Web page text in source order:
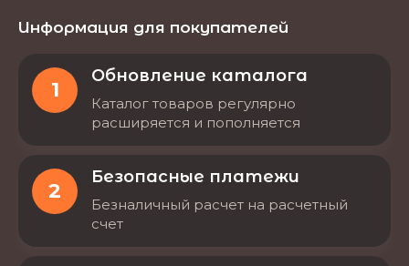
Информация для покупателей
1
Обновление каталога
Каталог товаров регулярно
расширяется и пополняется
2
Безопасные платежи
Безналичный расчет на расчетный
счет